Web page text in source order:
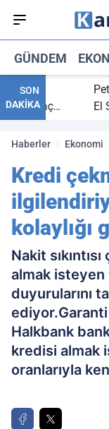
GÜNDEM
SON
DAKİKA
bitti,
maç
El
Haberler Ekonomi
Kredi
kolaylığı
Nakit
almak isteyen
duyurularını
ediyor.Garanti
Halkbank
kredisi almak
oranlarıyla ken